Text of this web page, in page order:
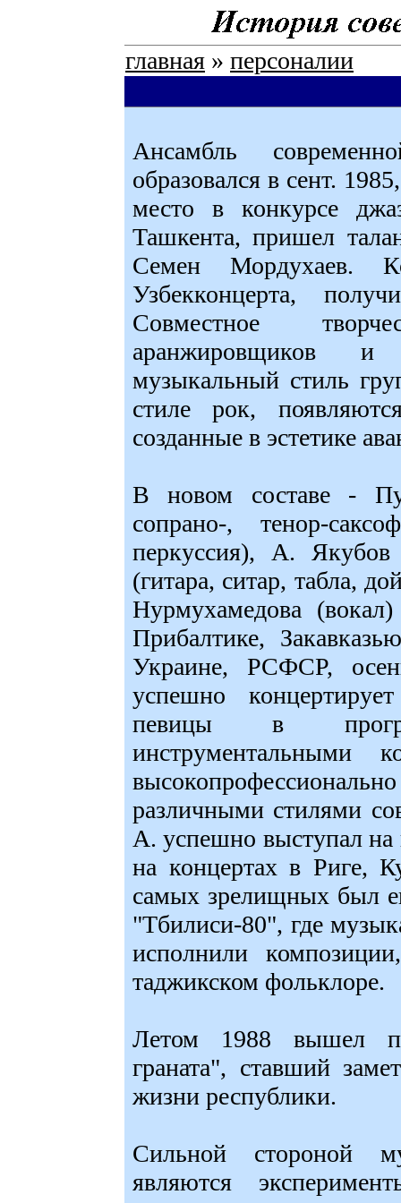
главная » персоналии
Ансамбль
образовался в сент.
место в конкурсе
Ташкента, пришел
Семен Мордухаев.
Узбекконцерта,
Совместное
аранжировщиков и
музыкальный стиль
стиле рок,
созданные в эстетике
В новом составе -
сопрано-, тенор-
перкуссия), А.
(гитара, ситар, табла,
Нурмухамедова
Прибалтике,
Украине, РСФСР,
успешно
певицы в
инструментальными
различными стилями
А. успешно выступал на
на концертах в Риге,
самых зрелищных был
"Тбилиси-80", где
исполнили
таджикском фольклоре.
Летом 1988 вышел
граната", ставший
жизни республики.
Сильной стороной
являются